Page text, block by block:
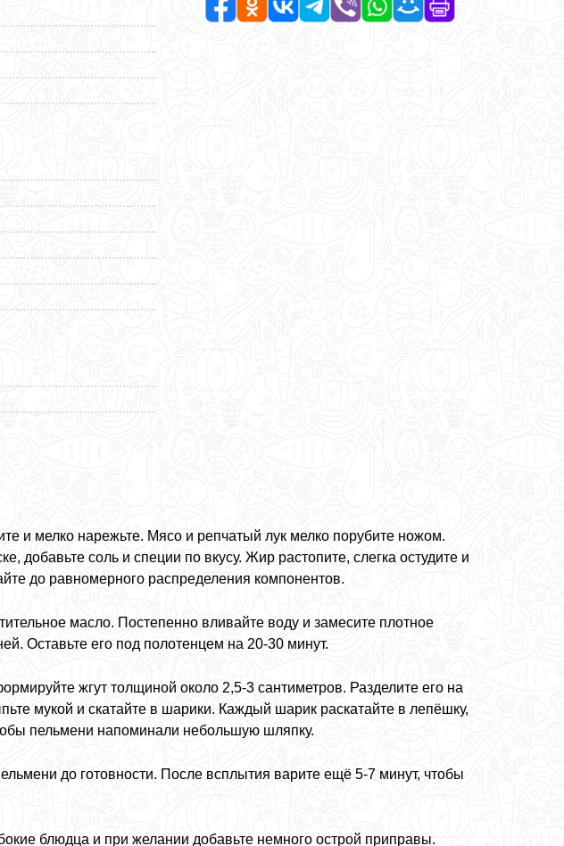
и мелко нарежьте. Мясо и репчатый лук мелко порубите ножом.
добавьте соль и специи по вкусу. Жир растопите, слегка остудите и
до равномерного распределения компонентов.
масло. Постепенно вливайте воду и замесите плотное
Оставьте его под полотенцем на 20-30 минут.
жгут толщиной около 2,5-3 сантиметров. Разделите его на
мукой и скатайте в шарики. Каждый шарик раскатайте в лепёшку,
пельмени напоминали небольшую шляпку.
до готовности. После всплытия варите ещё 5-7 минут, чтобы
блюдца и при желании добавьте немного острой приправы.